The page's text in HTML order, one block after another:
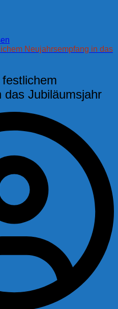
Neujahrsempfang in das
das Jubiläumsjahr